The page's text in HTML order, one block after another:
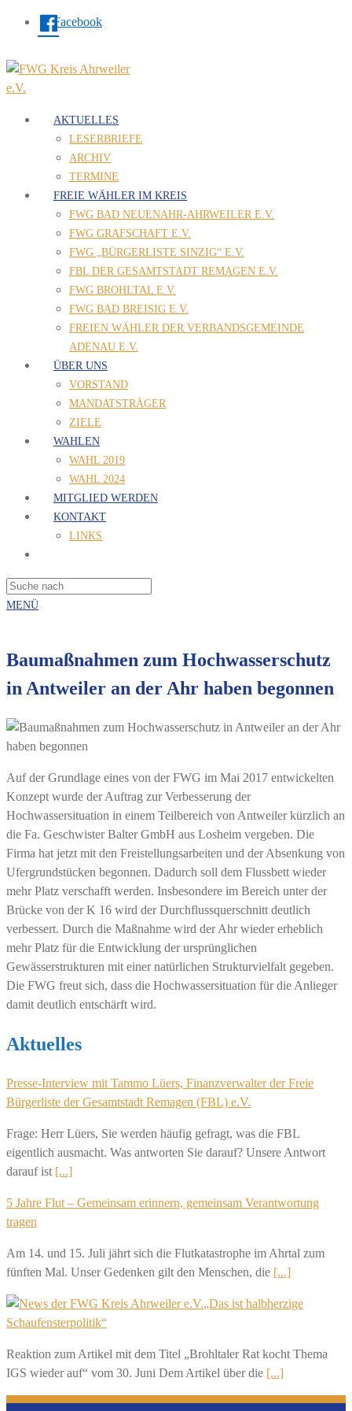
Facebook
AKTUELLES
LESERBRIEFE
ARCHIV
TERMINE
FREIE WÄHLER IM KREIS
FWG BAD NEUENAHR-AHRWEILER E.V.
FWG GRAFSCHAFT E.V.
FWG „BÜRGERLISTE SINZIG“ E.V.
FBL DER GESAMTSTADT REMAGEN E.V.
FWG BROHLTAL E.V.
FWG BAD BREISIG E.V.
FREIEN WÄHLER DER VERBANDSGEMEINDE
ADENAU E.V.
ÜBER UNS
VORSTAND
MANDATSTRÄGER
ZIELE
WAHLEN
WAHL 2019
WAHL 2024
MITGLIED WERDEN
KONTAKT
LINKS
MENÜ
Baumaßnahmen zum Hochwasserschutz
in Antweiler an der Ahr haben begonnen
Auf der Grundlage eines von der FWG im Mai 2017 entwickelten
Konzept wurde der Auftrag zur Verbesserung der
Hochwassersituation in einem Teilbereich von Antweiler kürzlich an
die Fa. Geschwister Balter GmbH aus Losheim vergeben. Die
Firma hat jetzt mit den Freistellungsarbeiten und der Absenkung von
Ufergrundstücken begonnen. Dadurch soll dem Flussbett wieder
mehr Platz verschafft werden. Insbesondere im Bereich unter der
Brücke von der K 16 wird der Durchflussquerschnitt deutlich
verbessert. Durch die Maßnahme wird der Ahr wieder erheblich
mehr Platz für die Entwicklung der ursprünglichen
Gewässerstrukturen mit einer natürlichen Strukturvielfalt gegeben.
Die FWG freut sich, dass die Hochwassersituation für die Anlieger
damit deutlich entschärft wird.
Aktuelles
Presse-Interview mit Tammo Lüers, Finanzverwalter der Freie
Bürgerliste der Gesamtstadt Remagen (FBL) e.V.
Frage: Herr Lüers, Sie werden häufig gefragt, was die FBL
eigentlich ausmacht. Was antworten Sie darauf? Unsere Antwort
darauf ist [...]
5 Jahre Flut – Gemeinsam erinnern, gemeinsam Verantwortung
tragen
Am 14. und 15. Juli jährt sich die Flutkatastrophe im Ahrtal zum
fünften Mal. Unser Gedenken gilt den Menschen, die [...]
„Das ist halbherzige
Schaufensterpolitik“
Reaktion zum Artikel mit dem Titel „Brohltaler Rat kocht Thema
IGS wieder auf“ vom 30. Juni Dem Artikel über die [...]